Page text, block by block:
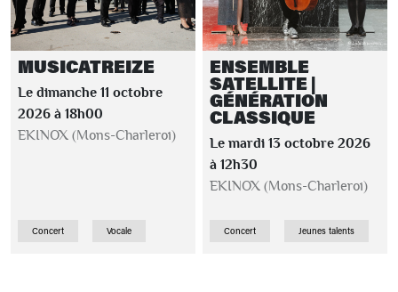
MUSICATREIZE
Le dimanche 11 octobre
2026 à 18h00
EKINOX (Mons-Charleroi)
Concert Vocale
ENSEMBLE
SATELLITE |
GÉNÉRATION
CLASSIQUE
Le mardi 13 octobre 2026
à 12h30
EKINOX (Mons-Charleroi)
Concert Jeunes talents